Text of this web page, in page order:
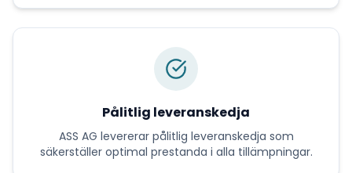
Pålitlig leveranskedja
ASS AG levererar pålitlig leveranskedja som
säkerställer optimal prestanda i alla tillämpningar.